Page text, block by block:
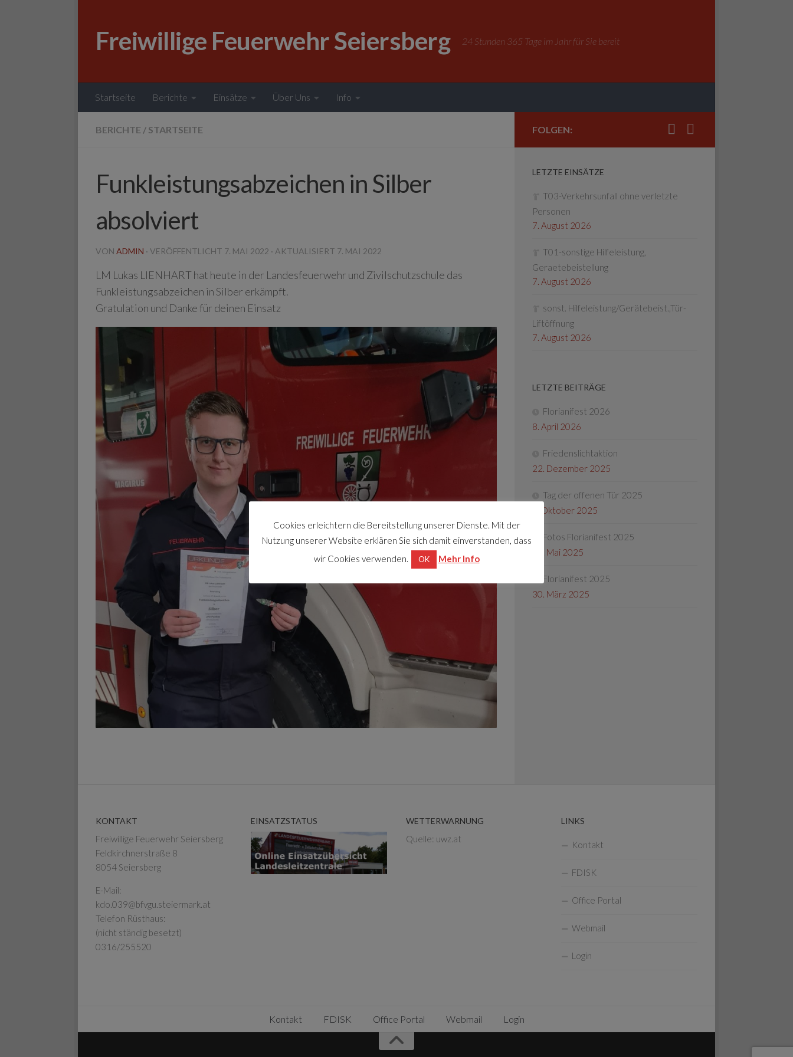
Freiwillige Feuerwehr Seiersberg 24 Stunden 365 Tage im Jahr für Sie bereit
Startseite Berichte Einsätze Über Uns Info
BERICHTE / STARTSEITE
Funkleistungsabzeichen in Silber
absolviert
VON ADMIN · VERÖFFENTLICHT 7. MAI 2022 · AKTUALISIERT 7. MAI 2022
LM Lukas LIENHART hat heute in der Landesfeuerwehr und Zivilschutzschule das
Funkleistungsabzeichen in Silber erkämpft.
Gratulation und Danke für deinen Einsatz
FOLGEN:
LETZTE EINSÄTZE
T03-Verkehrsunfall ohne verletzte
Personen
7. August 2026
T01-sonstige Hilfeleistung,
Geraetebeistellung
7. August 2026
sonst. Hilfeleistung/Gerätebeist.,Tür-
Liftöffnung
7. August 2026
LETZTE BEITRÄGE
Florianifest 2026
8. April 2026
Friedenslichtaktion
22. Dezember 2025
Tag der offenen Tür 2025
4. Oktober 2025
Fotos Florianifest 2025
13. Mai 2025
Florianifest 2025
30. März 2025
KONTAKT
Freiwillige Feuerwehr Seiersberg
Feldkirchnerstraße 8
8054 Seiersberg
E-Mail:
kdo.039@bfvgu.steiermark.at
Telefon Rüsthaus:
(nicht ständig besetzt)
0316/255520
EINSATZSTATUS WETTERWARNUNG
Quelle: uwz.at
LINKS
Kontakt
FDISK
Office Portal
Webmail
Login
Kontakt FDISK Office Portal Webmail Login
Cookies erleichtern die Bereitstellung unserer Dienste. Mit der
Nutzung unserer Website erklären Sie sich damit einverstanden, dass
wir Cookies verwenden.
OK Mehr Info